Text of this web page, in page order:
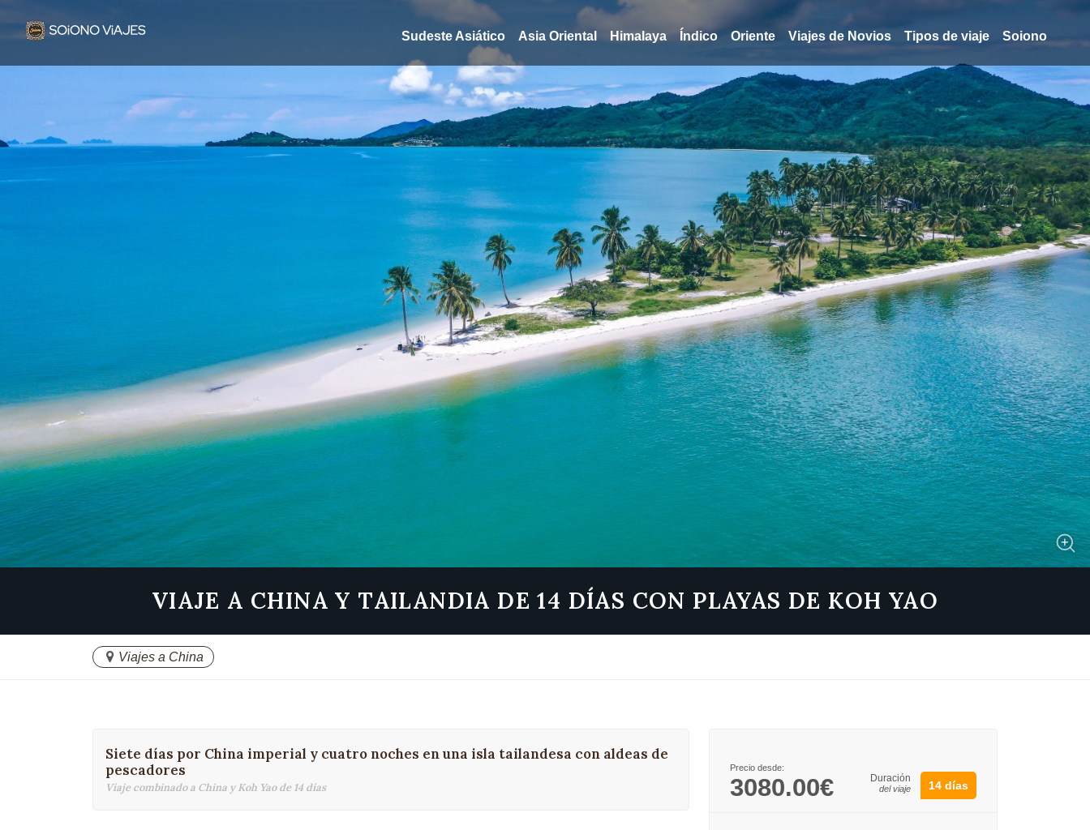
VIAJE A CHINA Y TAILANDIA DE 14 DÍAS CON PLAYAS DE KOH YAO
Viajes a China
Siete días por China imperial y cuatro noches en una isla tailandesa con aldeas de
pescadores
Viaje combinado a China y Koh Yao de 14 días
Precio desde:
3080.00€ Duración
del viaje 14 días
Sudeste Asiático Asia Oriental Himalaya Índico Oriente Viajes de Novios Tipos de viaje Soiono